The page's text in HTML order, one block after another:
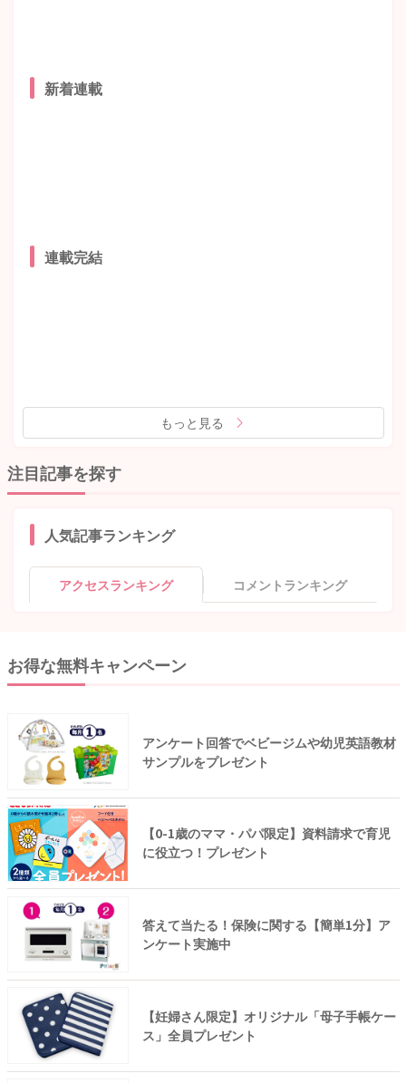
新着連載
連載完結
もっと見る
注目記事を探す
人気記事ランキング
アクセスランキング コメントランキング
お得な無料キャンペーン
アンケート回答でベビージムや幼児英語教材
サンプルをプレゼント
【0-1歳のママ・パパ限定】資料請求で育児
に役立つ！プレゼント
答えて当たる！保険に関する【簡単1分】ア
ンケート実施中
【妊婦さん限定】オリジナル「母子手帳ケー
ス」全員プレゼント